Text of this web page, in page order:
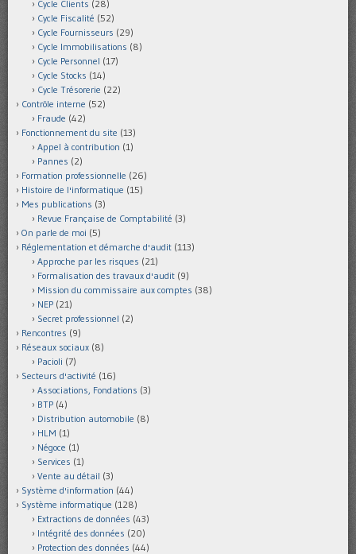
Cycle Clients (28)
Cycle Fiscalité (52)
Cycle Fournisseurs (29)
Cycle Immobilisations (8)
Cycle Personnel (17)
Cycle Stocks (14)
Cycle Trésorerie (22)
Contrôle interne (52)
Fraude (42)
Fonctionnement du site (13)
Appel à contribution (1)
Pannes (2)
Formation professionnelle (26)
Histoire de l'informatique (15)
Mes publications (3)
Revue Française de Comptabilité (3)
On parle de moi (5)
Réglementation et démarche d'audit (113)
Approche par les risques (21)
Formalisation des travaux d'audit (9)
Mission du commissaire aux comptes (38)
NEP (21)
Secret professionnel (2)
Rencontres (9)
Réseaux sociaux (8)
Pacioli (7)
Secteurs d'activité (16)
Associations, Fondations (3)
BTP (4)
Distribution automobile (8)
HLM (1)
Négoce (1)
Services (1)
Vente au détail (3)
Système d'information (44)
Système informatique (128)
Extractions de données (43)
Intégrité des données (20)
Protection des données (44)